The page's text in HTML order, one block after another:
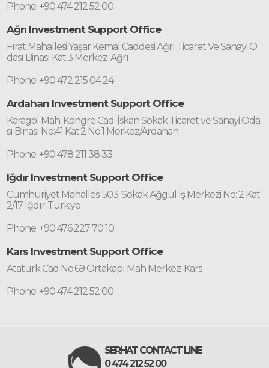
Phone: +90 474 212 52 00
Ağrı Investment Support Office
Fırat Mahallesi Yaşar Kemal Caddesi Ağrı Ticaret Ve Sanayi O
dası Binası Kat:3 Merkez-Ağrı
Phone: +90 472 215 04 24
Ardahan Investment Support Office
Karagöl Mah. Kongre Cad. İskan Sokak Ticaret ve Sanayi Oda
sı Binası No:41 Kat:2 No:1 Merkez/Ardahan
Phone: +90 478 211 38 33
Iğdır Investment Support Office
Cumhuriyet Mahallesi 503. Sokak Ağgül İş Merkezi No: 2 Kat:
2/17 Iğdır-Türkiye
Phone: +90 476 227 70 10
Kars Investment Support Office
Atatürk Cad No:69 Ortakapı Mah Merkez-Kars
Phone: +90 474 212 52 00
SERHAT CONTACT LINE
0 474 212 52 00